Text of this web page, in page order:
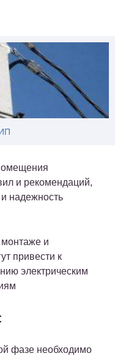
и рекомендаций,
надежность
и
привести к
электрическим
фазе необходимо